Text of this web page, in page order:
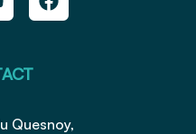
Quesnoy,